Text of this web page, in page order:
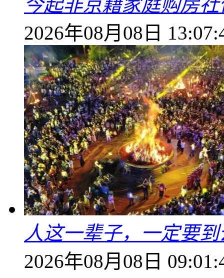
今起非京籍家庭购房
2026年08月08日
人这一辈子，一定要
2026年08月08日